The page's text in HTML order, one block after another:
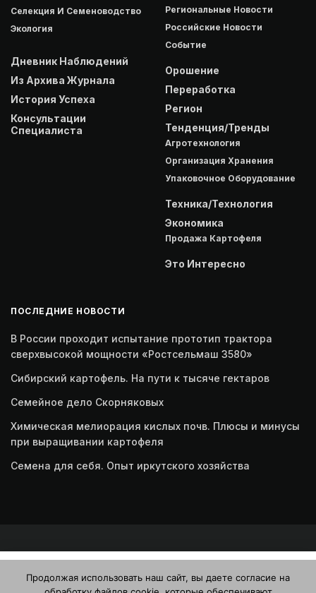
Селекция И Семеноводство
Экология
Дневник Наблюдений
Из Архива Журнала
История Успеха
Консультации
Специалиста
Региональные Новости
Российские Новости
Событие
Орошение
Переработка
Регион
Тенденция/Тренды
Агротехнология
Организация Хранения
Упаковочное Оборудование
Техника/Технология
Экономика
Продажа Картофеля
Это Интересно
ПОСЛЕДНИЕ НОВОСТИ
В России проходит испытание прототип трактора
сверхвысокой мощности «Ростсельмаш 3580»
Сибирский картофель. На пути к тысяче гектаров
Семейное дело Скорняковых
Химическая мелиорация кислых почв. Плюсы и минусы
при выращивании картофеля
Семена для себя. Опыт иркутского хозяйства
© 2026 Журнал "Картофельная система"
пользоваться этим веб-сайтом, вы даете согласие на
Продолжая использовать наш сайт, вы даете согласие на